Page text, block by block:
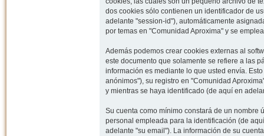
dos cookies sólo contienen un identificador de
adelante "session-id"), automáticamente
por temas en "Comunidad Aproxima" y se
Además podemos crear cookies externas al
este documento que solamente se refiere a las
información es mediante lo que usted envía.
anónimos"), su registro en "Comunidad
y mientras se haya identificado (de aquí en
Su cuenta como mínimo constará de un
personal empleada para la identificación (de
adelante "su email"). La información de su